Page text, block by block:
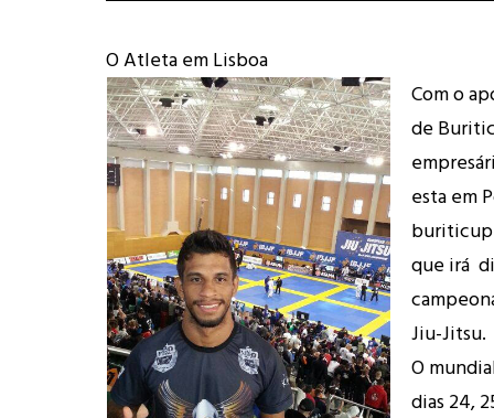
O Atleta em Lisboa
Com o
de
esta em
que irá
Jiu-Jitsu.
O
dias 24,